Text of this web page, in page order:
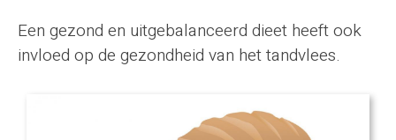
Een gezond en uitgebalanceerd dieet heeft ook
invloed op de gezondheid van het tandvlees.